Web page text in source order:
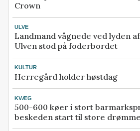
Crown
ULVE
Landmand vågnede ved lyden
Ulven stod på foderbordet
KULTUR
Herregård holder høstdag
KVÆG
500-600 køer i stort
beskeden start til store drømme